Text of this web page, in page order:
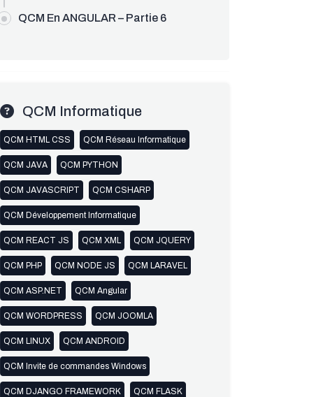
QCM En ANGULAR – Partie 6
QCM Informatique
QCM HTML CSS QCM Réseau Informatique
QCM JAVA QCM PYTHON
QCM JAVASCRIPT QCM CSHARP
QCM Développement Informatique
QCM REACT JS QCM XML QCM JQUERY
QCM PHP QCM NODE JS QCM LARAVEL
QCM ASP.NET QCM Angular
QCM WORDPRESS QCM JOOMLA
QCM LINUX QCM ANDROID
QCM Invite de commandes Windows
QCM DJANGO FRAMEWORK QCM FLASK